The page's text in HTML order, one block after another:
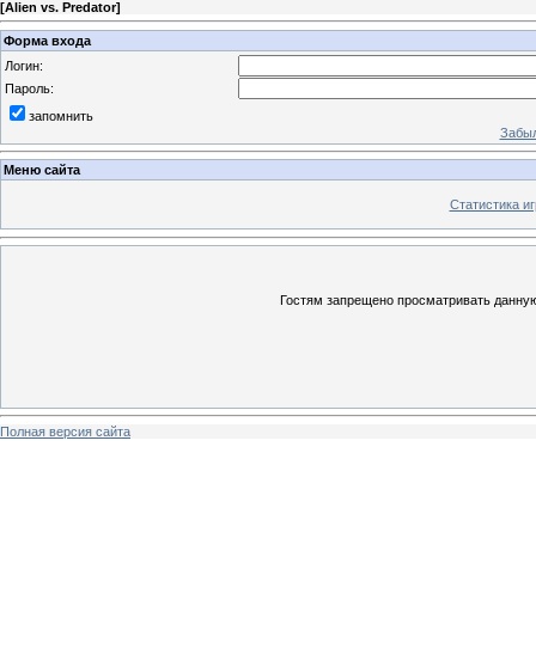
[Alien vs. Predator]
Форма входа
Логин:
Пароль:
запомнить
Меню сайта
Статистика
Гостям запрещено просматривать
Полная версия сайта